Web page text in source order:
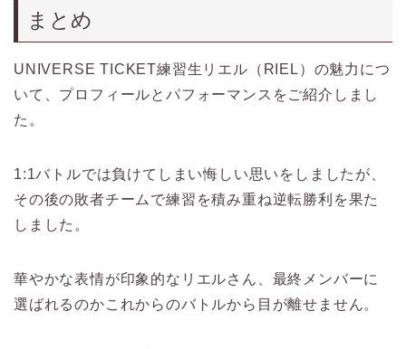
まとめ
UNIVERSE TICKET練習生リエル（RIEL）の魅力につ
いて、プロフィールとパフォーマンスをご紹介しまし
た。
1:1バトルでは負けてしまい悔しい思いをしましたが、
その後の敗者チームで練習を積み重ね逆転勝利を果た
しました。
華やかな表情が印象的なリエルさん、最終メンバーに
選ばれるのかこれからのバトルから目が離せません。